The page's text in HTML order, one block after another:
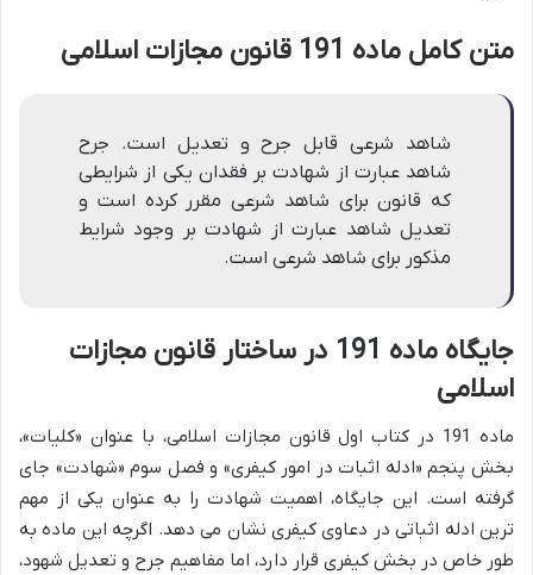
متن کامل ماده 191 قانون مجازات اسلامی
شاهد شرعی قابل جرح و تعدیل است. جرح
شاهد عبارت از شهادت بر فقدان یکی از شرایطی
که قانون برای شاهد شرعی مقرر کرده است و
تعدیل شاهد عبارت از شهادت بر وجود شرایط
مذکور برای شاهد شرعی است.
جایگاه ماده 191 در ساختار قانون مجازات
اسلامی
ماده 191 در کتاب اول قانون مجازات اسلامی، با عنوان «کلیات»،
بخش پنجم «ادله اثبات در امور کیفری» و فصل سوم «شهادت» جای
گرفته است. این جایگاه، اهمیت شهادت را به عنوان یکی از مهم
ترین ادله اثباتی در دعاوی کیفری نشان می دهد. اگرچه این ماده به
طور خاص در بخش کیفری قرار دارد، اما مفاهیم جرح و تعدیل شهود،